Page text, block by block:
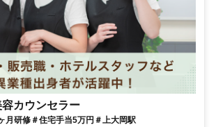
カウンセラー
月研修＃住宅手当5万円＃上大岡駅